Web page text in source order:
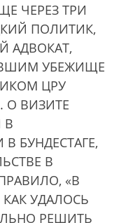
ЧЕРЕЗ ТРИ
ПОЛИТИК,
АДВОКАТ,
УБЕЖИЩЕ
ЦРУ
О ВИЗИТЕ
В
БУНДЕСТАГЕ,
В
«В
КАК УДАЛОСЬ
РЕШИТЬ